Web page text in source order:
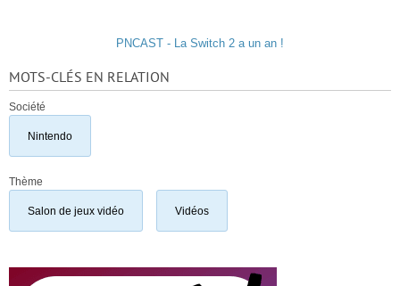
PNCAST - La Switch 2 a un an !
MOTS-CLÉS EN RELATION
Société
Nintendo
Thème
Salon de jeux vidéo Vidéos